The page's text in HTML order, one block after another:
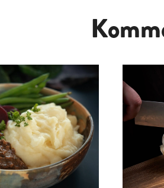
Flere bælgfrugter på menuen
Læs